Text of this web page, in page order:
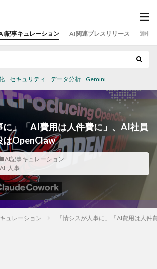
記事キュレーション AI関連プレスリリース 運営
セキュリティ データ分析 Gemini
に」「AI費用は人件費に」、AI社員
OpenClaw
AI記事キュレーション
, 人事
ュレーション 「情シスが人事に」「AI費用は人